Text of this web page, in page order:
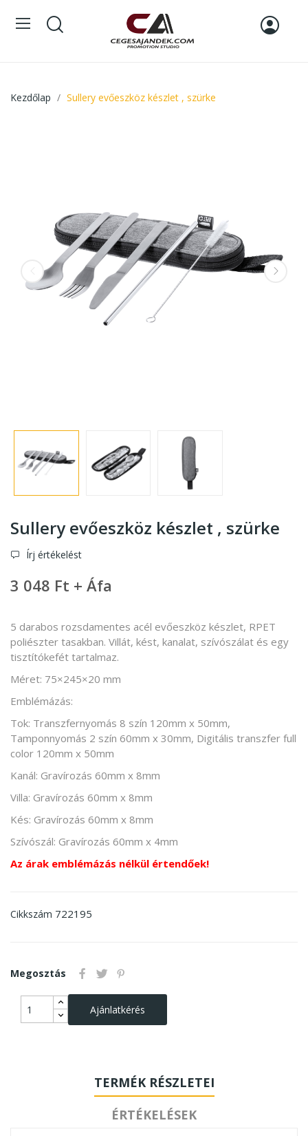
Kezdőlap Sullery evőeszköz készlet , szürke
Sullery evőeszköz készlet , szürke
Írj értékelést
3 048 Ft + Áfa
5 darabos rozsdamentes acél evőeszköz készlet, RPET
poliészter tasakban. Villát, kést, kanalat, szívószálat és egy
tisztítókefét tartalmaz.
Méret: 75×245×20 mm
Emblémázás:
Tok: Transzfernyomás 8 szín 120mm x 50mm,
Tamponnyomás 2 szín 60mm x 30mm, Digitális transzfer full
color 120mm x 50mm
Kanál: Gravírozás 60mm x 8mm
Villa: Gravírozás 60mm x 8mm
Kés: Gravírozás 60mm x 8mm
Szívószál: Gravírozás 60mm x 4mm
Az árak emblémázás nélkül értendőek!
Cikkszám 722195
Megosztás
Ajánlatkérés
TERMÉK RÉSZLETEI
ÉRTÉKELÉSEK